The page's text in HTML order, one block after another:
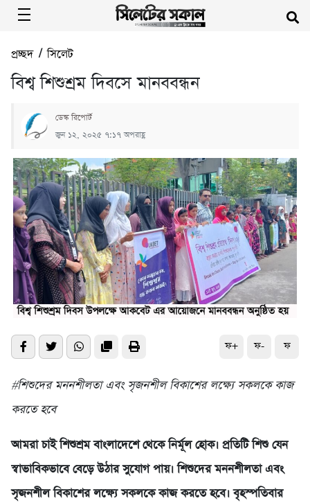
প্রচ্ছদ/সিলেট
বিশ্ব শিশুশ্রম দিবসে মানববন্ধন
ডেস্ক রিপোর্ট
জুন ১২, ২০২৫ ৭:১৭ অপরাহ্ণ
ফ+ ফ- ফ
#শিশুদের মননশীলতা এবং সৃজনশীল বিকাশের লক্ষ্যে সকলকে কাজ
করতে হবে
আমরা চাই শিশুশ্রম বাংলাদেশে থেকে নির্মূল হোক। প্রতিটি শিশু যেন
স্বাভাবিকভাবে বেড়ে উঠার সুযোগ পায়। শিশুদের মননশীলতা এবং
সৃজনশীল বিকাশের লক্ষ্যে সকলকে কাজ করতে হবে। বৃহস্পতিবার